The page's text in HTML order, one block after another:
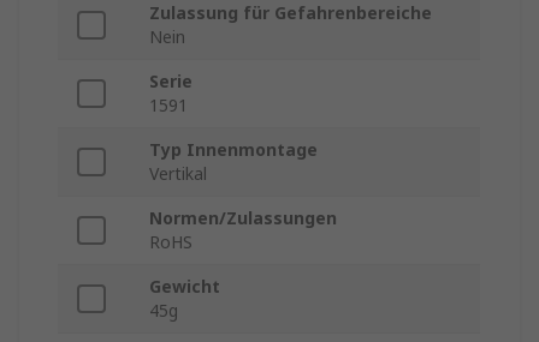
Zulassung für Gefahrenbereiche
Nein
Serie
1591
Typ Innenmontage
Vertikal
Normen/Zulassungen
RoHS
Gewicht
45g